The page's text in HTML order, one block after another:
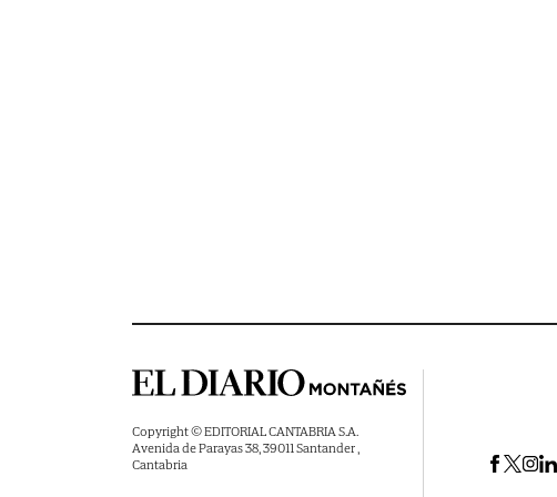
Copyright © EDITORIAL CANTABRIA S.A.
Avenida de Parayas 38, 39011 Santander ,
Cantabria